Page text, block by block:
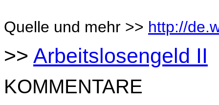
Quelle und mehr >> http://
>> Arbeitslosengeld II
KOMMENTARE